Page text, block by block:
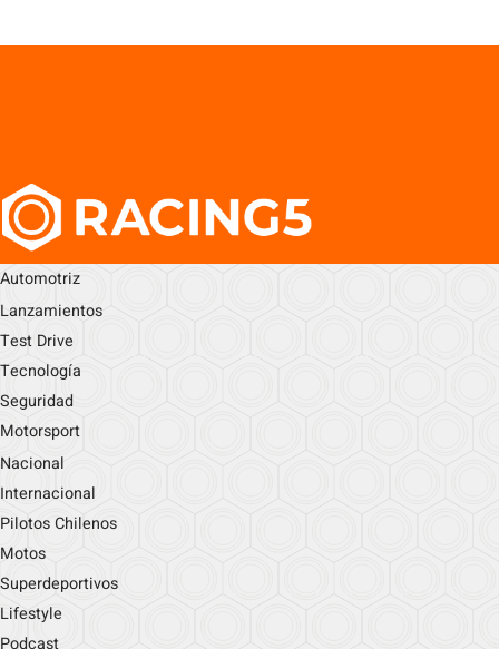
Automotriz
Lanzamientos
Test Drive
Tecnología
Seguridad
Motorsport
Nacional
Internacional
Pilotos Chilenos
Motos
Superdeportivos
Lifestyle
Podcast